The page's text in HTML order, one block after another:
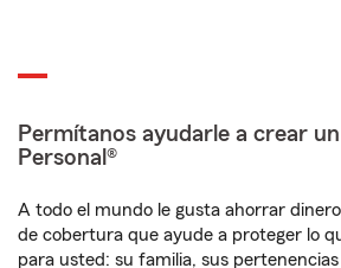
Permítanos ayudarle a crear
Personal®
A todo el mundo le gusta ahorrar
de cobertura que ayude a proteger lo
para usted: su familia, sus